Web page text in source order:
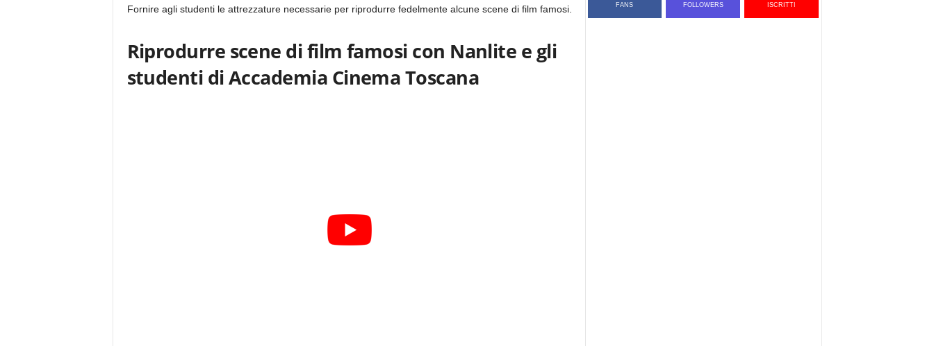
Fornire agli studenti le attrezzature necessarie per riprodurre fedelmente alcune scene di film famosi.
Riprodurre scene di film famosi con Nanlite e gli
studenti di Accademia Cinema Toscana
FANS FOLLOWERS ISCRITTI